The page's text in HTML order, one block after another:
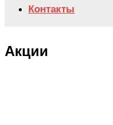
Контакты
Акции